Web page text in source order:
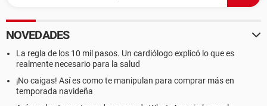
NOVEDADES
La regla de los 10 mil pasos. Un cardiólogo explicó lo que es
realmente necesario para la salud
¡No caigas! Así es como te manipulan para comprar más en
temporada navideña